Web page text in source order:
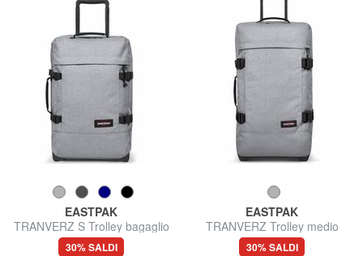
EASTPAK
TRANVERZ S Trolley bagaglio
a mano
30% SALDI
EASTPAK
TRANVERZ Trolley medio
ultraresistente
30% SALDI